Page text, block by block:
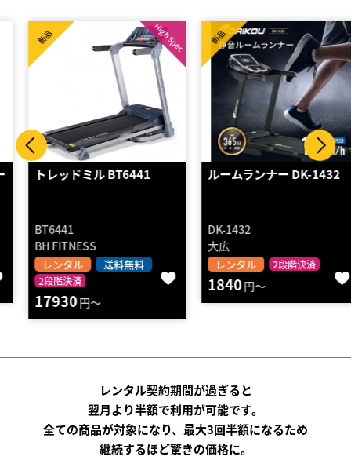
トレッドミル BT6441
BT6441
BH FITNESS
レンタル 送料無料
2段階決済
High Spec
新品
17930円～
ルームランナー DK-1432
DK-1432
大広
レンタル 2段階決済
新品
1840円～
レンタル契約期間が過ぎると
翌月より半額で利用が可能です。
全ての商品が対象になり、最大3回半額になるため
継続するほど驚きの価格に。